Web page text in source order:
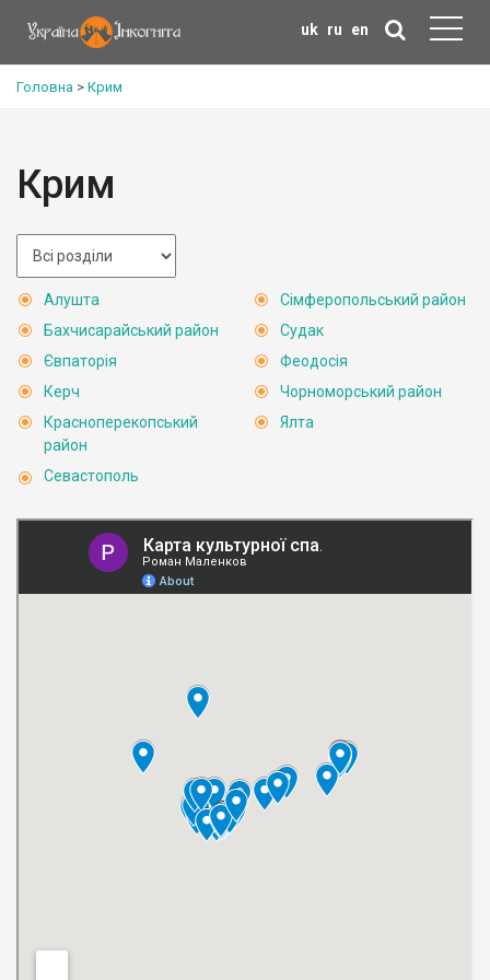
uk ru en
Головна > Крим
Крим
Алушта
Бахчисарайський район
Євпаторія
Керч
Красноперекопський
район
Севастополь
Сімферопольський район
Судак
Феодосія
Чорноморський район
Ялта